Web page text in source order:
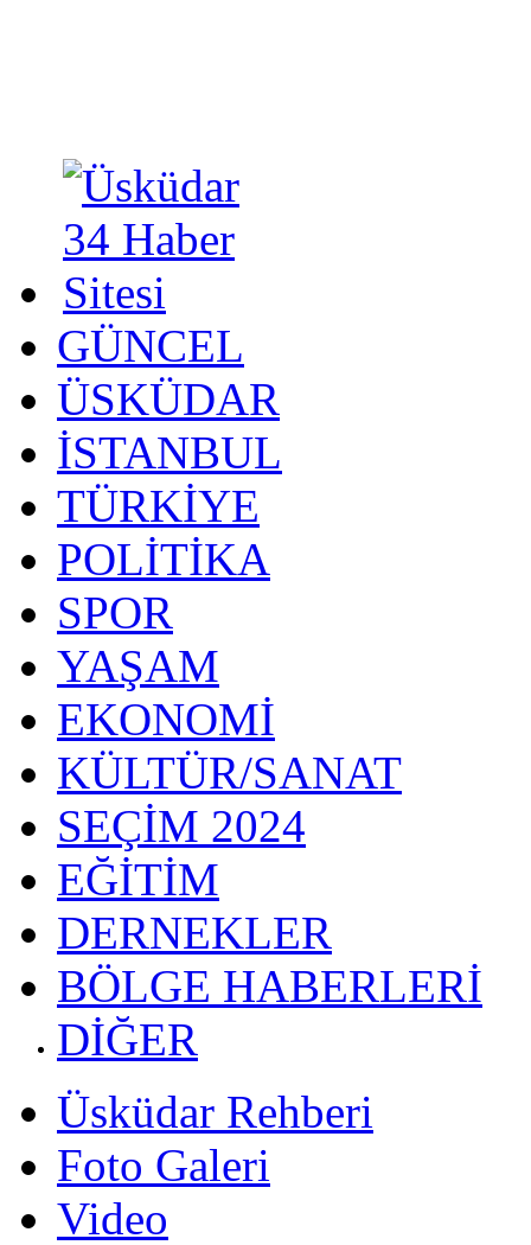
GÜNCEL
ÜSKÜDAR
İSTANBUL
TÜRKİYE
POLİTİKA
SPOR
YAŞAM
EKONOMİ
KÜLTÜR/SANAT
SEÇİM 2024
EĞİTİM
DERNEKLER
BÖLGE HABERLERİ
DİĞER
Üsküdar Rehberi
Foto Galeri
Video